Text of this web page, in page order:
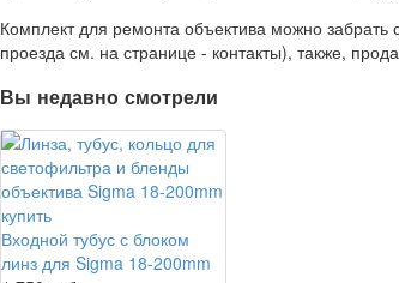
Комплект для ремонта объектива можно
проезда см. на странице - контакты), также,
Вы недавно смотрели
Входной тубус с блоком
линз для Sigma 18-200mm